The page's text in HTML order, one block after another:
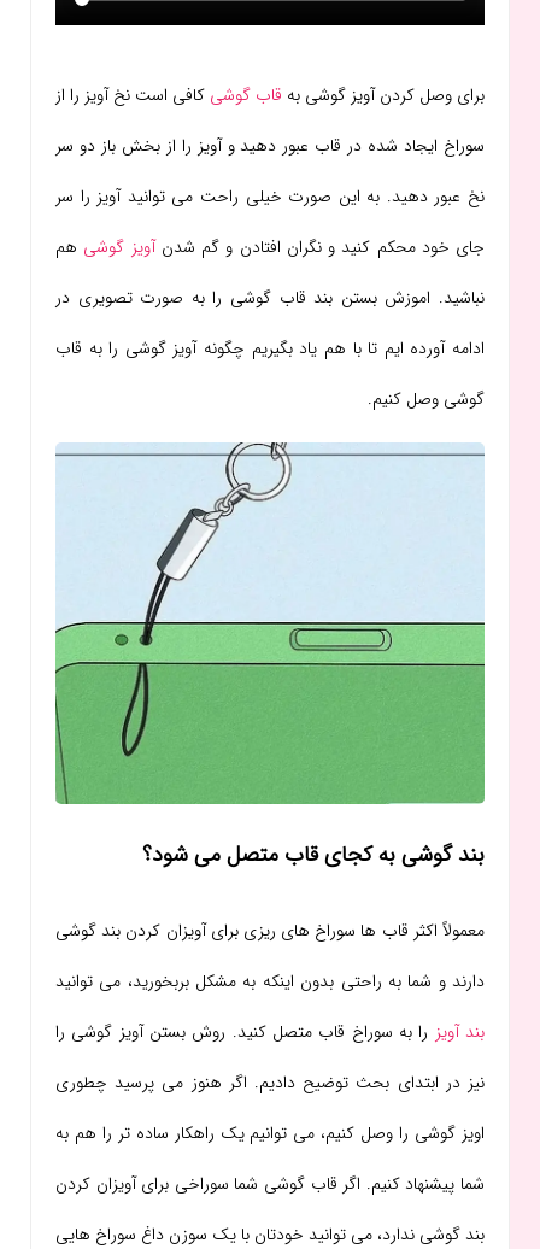
برای وصل کردن آویز گوشی به قاب گوشی کافی است نخ آویز را از
سوراخ ایجاد شده در قاب عبور دهید و آویز را از بخش باز دو سر
نخ عبور دهید. به این صورت خیلی راحت می توانید آویز را سر
جای خود محکم کنید و نگران افتادن و گم شدنآویز گوشی هم
نباشید. اموزش بستن بند قاب گوشی را به صورت تصویری در
ادامه آورده ایم تا با هم یاد بگیریم چگونه آویز گوشی را به قاب
گوشی وصل کنیم.
بند گوشی به کجای قاب متصل می شود؟
معمولاً اکثر قاب ها سوراخ های ریزی برای آویزان کردن بند گوشی
دارند و شما به راحتی بدون اینکه به مشکل بربخورید، می توانید
بند آویز را به سوراخ قاب متصل کنید. روش بستن آویز گوشی را
نیز در ابتدای بحث توضیح دادیم. اگر هنوز می پرسید چطوری
اویز گوشی را وصل کنیم، می توانیم یک راهکار ساده تر را هم به
شما پیشنهاد کنیم. اگر قاب گوشی شما سوراخی برای آویزان کردن
بند گوشی ندارد، می توانید خودتان با یک سوزن داغ سوراخ هایی